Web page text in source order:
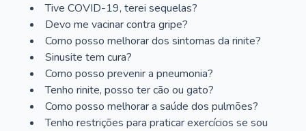
Tive COVID-19, terei sequelas?
Devo me vacinar contra gripe?
Como posso melhorar dos sintomas da rinite?
Sinusite tem cura?
Como posso prevenir a pneumonia?
Tenho rinite, posso ter cão ou gato?
Como posso melhorar a saúde dos pulmões?
Tenho restrições para praticar exercícios se sou